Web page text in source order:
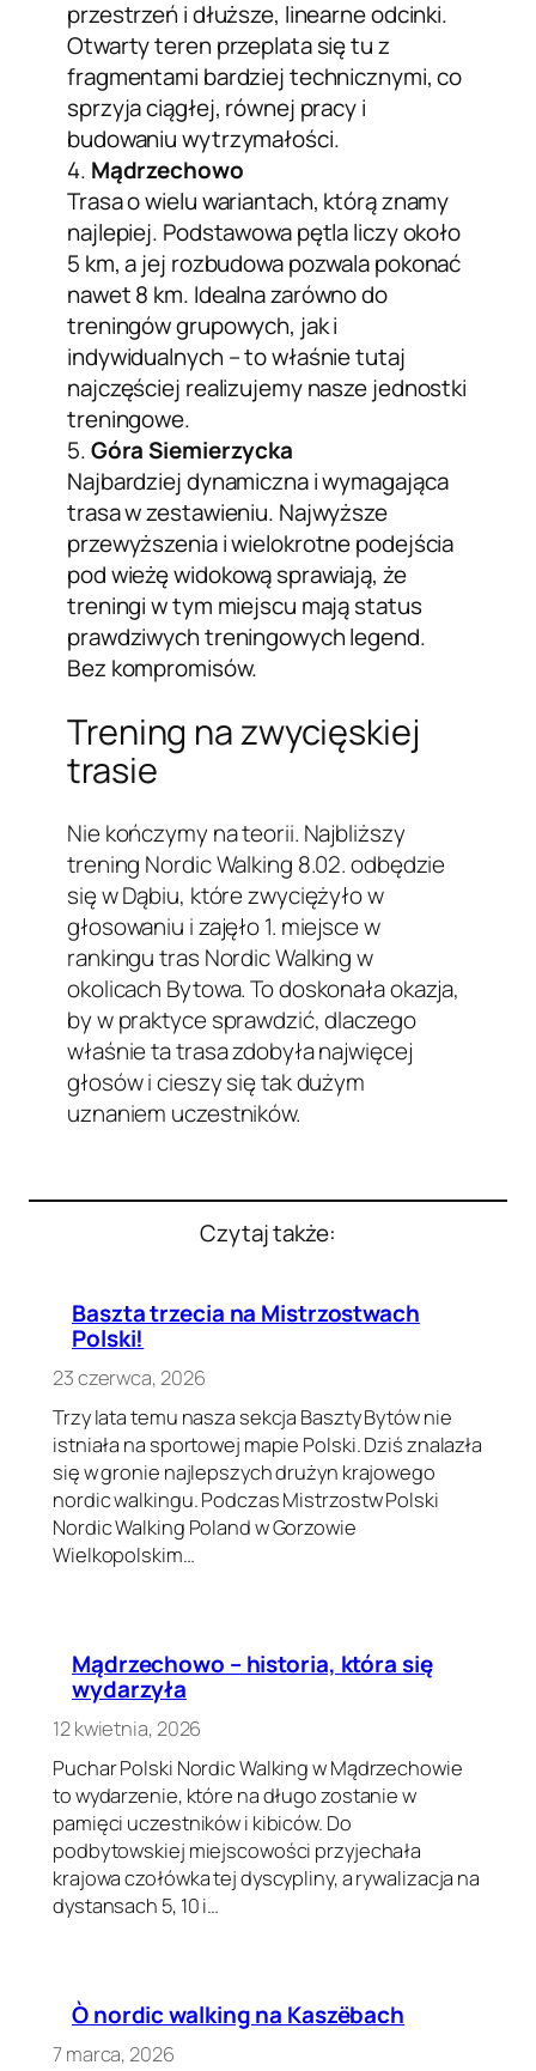
przestrzeń i dłuższe, linearne odcinki.
Otwarty teren przeplata się tu z
fragmentami bardziej technicznymi, co
sprzyja ciągłej, równej pracy i
budowaniu wytrzymałości.
4. Mądrzechowo
Trasa o wielu wariantach, którą znamy
najlepiej. Podstawowa pętla liczy około
5 km, a jej rozbudowa pozwala pokonać
nawet 8 km. Idealna zarówno do
treningów grupowych, jak i
indywidualnych – to właśnie tutaj
najczęściej realizujemy nasze jednostki
treningowe.
5.Góra Siemierzycka
Najbardziej dynamiczna i wymagająca
trasa w zestawieniu. Najwyższe
przewyższenia i wielokrotne podejścia
pod wieżę widokową sprawiają, że
treningi w tym miejscu mają status
prawdziwych treningowych legend.
Bez kompromisów.
Trening na zwycięskiej
trasie
Nie kończymy na teorii. Najbliższy
trening Nordic Walking 8.02. odbędzie
się w Dąbiu, które zwyciężyło w
głosowaniu i zajęło 1. miejsce w
rankingu tras Nordic Walking w
okolicach Bytowa. To doskonała okazja,
by w praktyce sprawdzić, dlaczego
właśnie ta trasa zdobyła najwięcej
głosów i cieszy się tak dużym
uznaniem uczestników.
Czytaj także:
Baszta trzecia na Mistrzostwach
Polski!
23 czerwca, 2026
Trzy lata temu nasza sekcja Baszty Bytów nie
istniała na sportowej mapie Polski. Dziś znalazła
się w gronie najlepszych drużyn krajowego
nordic walkingu. Podczas Mistrzostw Polski
Nordic Walking Poland w Gorzowie
Wielkopolskim…
Mądrzechowo – historia, która się
wydarzyła
12 kwietnia, 2026
Puchar Polski Nordic Walking w Mądrzechowie
to wydarzenie, które na długo zostanie w
pamięci uczestników i kibiców. Do
podbytowskiej miejscowości przyjechała
krajowa czołówka tej dyscypliny, a rywalizacja na
dystansach 5, 10 i…
Ò nordic walking na Kaszëbach
7 marca, 2026